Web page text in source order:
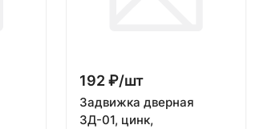
192 ₽/шт
Задвижка дверная
ЗД-01, цинк,